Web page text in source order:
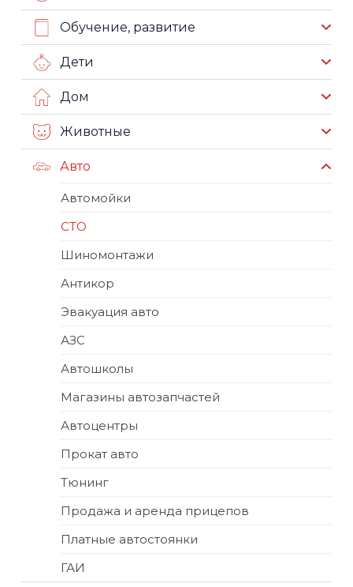
Обучение, развитие
Дети
Дом
Животные
Авто
Автомойки
СТО
Шиномонтажи
Антикор
Эвакуация авто
АЗС
Автошколы
Магазины автозапчастей
Автоцентры
Прокат авто
Тюнинг
Продажа и аренда прицепов
Платные автостоянки
ГАИ